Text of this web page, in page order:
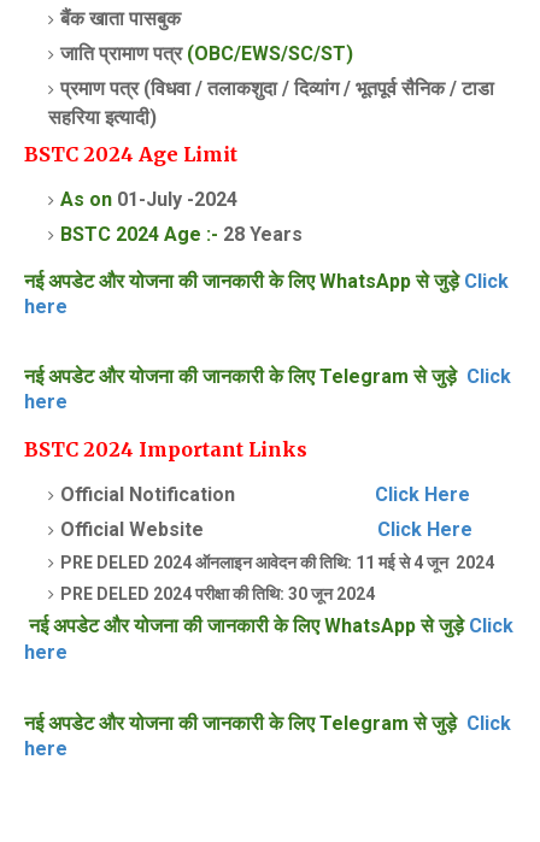
बैंक खाता पासबुक
जाति प्रामाण पत्र (OBC/EWS/SC/ST)
प्रमाण पत्र (विधवा / तलाकशुदा / दिव्यांग / भूतपूर्व सैनिक / टाडा
सहरिया इत्यादी)
BSTC 2024 Age Limit
As on 01-July -2024
BSTC 2024 Age :- 28 Years
नई अपडेट और योजना की जानकारी के लिए WhatsApp से जुड़ेClick
here
नई अपडेट और योजना की जानकारी के लिए Telegram से जुड़ेClick
here
BSTC 2024 Important Links
Official Notification Click Here
Official Website Click Here
PRE DELED 2024 ऑनलाइन आवेदन की तिथि: 11 मई से4 जून 2024
PRE DELED 2024 परीक्षा की तिथि: 30 जून 2024
नई अपडेट और योजना की जानकारी के लिए WhatsApp से जुड़ेClick
here
नई अपडेट और योजना की जानकारी के लिए Telegram से जुड़ेClick
here